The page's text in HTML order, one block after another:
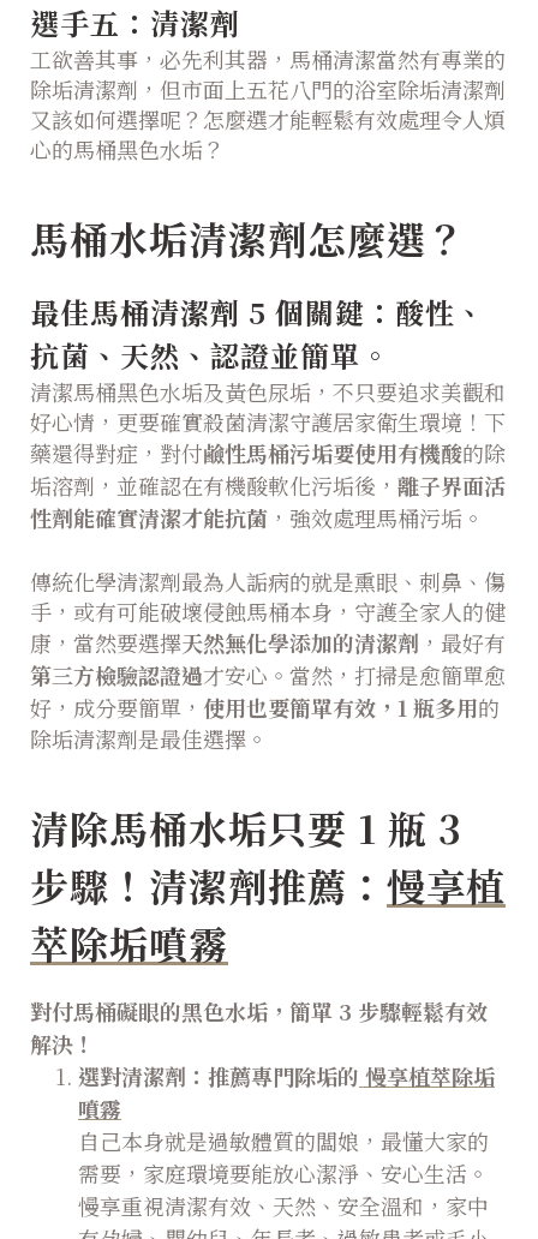
選手五：清潔劑
工欲善其事，必先利其器，馬桶清潔當然有專業的
除垢清潔劑，但市面上五花八門的浴室除垢清潔劑
又該如何選擇呢？怎麼選才能輕鬆有效處理令人煩
心的馬桶黑色水垢？
馬桶水垢清潔劑怎麼選？
最佳馬桶清潔劑 5 個關鍵：酸性、
抗菌、天然、認證並簡單。
清潔馬桶黑色水垢及黃色尿垢，不只要追求美觀和
好心情，更要確實殺菌清潔守護居家衛生環境！下
藥還得對症，對付鹼性馬桶污垢要使用有機酸的除
垢溶劑，並確認在有機酸軟化污垢後， 離子界面活
性劑能確實清潔才能抗菌 ，強效處理馬桶污垢。
傳統化學清潔劑最為人詬病的就是熏眼、刺鼻、傷
手，或有可能破壞侵蝕馬桶本身，守護全家人的健
康，當然要選擇天然無化學添加的清潔劑 ，最好有
第三方檢驗認證過才安心。當然，打掃是愈簡單愈
好，成分要簡單， 使用也要簡單有效，1 瓶多用的
除垢清潔劑是最佳選擇。
清除馬桶水垢只要 1 瓶 3
步驟！清潔劑推薦： 慢享植
萃除垢噴霧
對付馬桶礙眼的黑色水垢，簡單 3 步驟輕鬆有效
解決！
選對清潔劑：推薦專門除垢的 慢享植萃除垢
噴霧
自己本身就是過敏體質的闆娘，最懂大家的
需要，家庭環境要能放心潔淨、安心生活。
慢享重視清潔有效、天然、安全溫和，家中